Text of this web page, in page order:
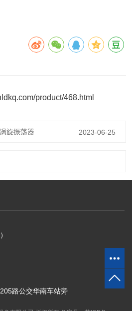
product/468.html
旋振荡器 2023-06-25
路公交华南车站旁